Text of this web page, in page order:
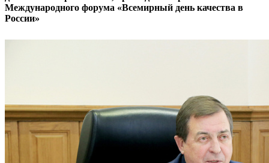
Международного форума «Всемирный день качества в
России»